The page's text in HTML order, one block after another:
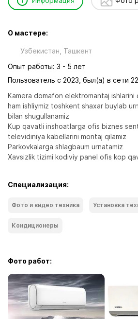
О мастере:
Узбекистан, Ташкент
Опыт работы: 3 - 5 лет
Пользователь с 2023, был(а) в сети
Kamera domafon elektromantaj ishlarini
ham ishliymiz toshkent shaxar buylab
bilan shugullanamiz
Kup qavatli inshoatlarga ofis biznes
televidiniya kabellarini montaj qilamiz
Parkovkalarga shlagbaum urnatamiz
Xavsizlik tizimi kodiviy panel ofis kop
Специализация:
Фото и видео техника Установка
Кондиционеры
Фото работ: